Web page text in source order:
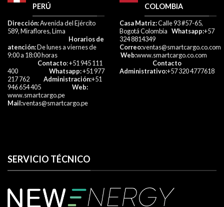
PERÚ
Dirección:Avenida del Ejército
589, Miraflores, Lima
Horarios de
atención:De lunes a viernes de
9:00 a 18:00 horas
Contacto: +51 945 111
400 Whatsapp:+51 977
217 762 Administración:+51
946 654 405
Web:
www.smartcargo.pe
Mail:ventas@smartcargo.pe
COLOMBIA
Casa Matriz:Calle 93 #57-65,
Bogotá Colombia Whatsapp:+57
324 8814349
Correo:ventas@smartcargo.co.com
Web:www.smartcargo.co.com
Contacto
Administrativo:+57 320 4777618​
SERVICIO TÉCNICO